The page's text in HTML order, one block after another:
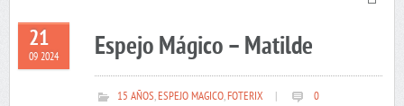
21
09 2024 Espejo Mágico – Matilde
15 AÑOS,ESPEJO MAGICO,FOTERIX 0